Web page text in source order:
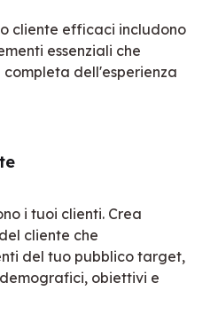
cliente efficaci includono
essenziali che
completa dell'esperienza
i tuoi clienti. Crea
cliente che
del tuo pubblico target,
obiettivi e